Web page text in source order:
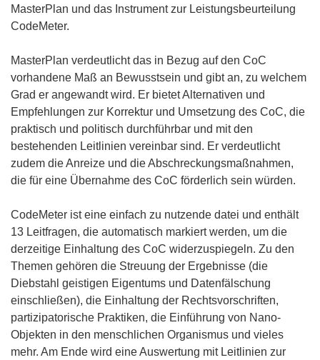
MasterPlan und das Instrument zur Leistungsbeurteilung
CodeMeter.
MasterPlan verdeutlicht das in Bezug auf den CoC
vorhandene Maß an Bewusstsein und gibt an, zu welchem
Grad er angewandt wird. Er bietet Alternativen und
Empfehlungen zur Korrektur und Umsetzung des CoC, die
praktisch und politisch durchführbar und mit den
bestehenden Leitlinien vereinbar sind. Er verdeutlicht
zudem die Anreize und die Abschreckungsmaßnahmen,
die für eine Übernahme des CoC förderlich sein würden.
CodeMeter ist eine einfach zu nutzende datei und enthält
13 Leitfragen, die automatisch markiert werden, um die
derzeitige Einhaltung des CoC widerzuspiegeln. Zu den
Themen gehören die Streuung der Ergebnisse (die
Diebstahl geistigen Eigentums und Datenfälschung
einschließen), die Einhaltung der Rechtsvorschriften,
partizipatorische Praktiken, die Einführung von Nano-
Objekten in den menschlichen Organismus und vieles
mehr. Am Ende wird eine Auswertung mit Leitlinien zur